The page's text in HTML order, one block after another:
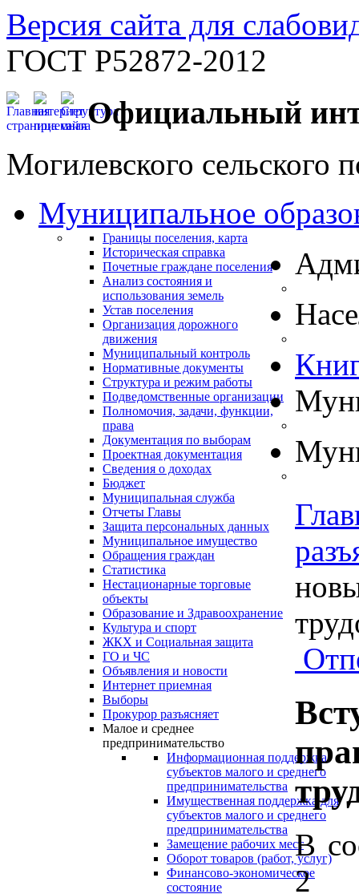
Версия сайта для
ГОСТ Р52872-2012
Официальный
Могилевского сельского
Муниципальное
Границы поселения, карта
Историческая справка
Почетные граждане поселения
Анализ состояния и
использования земель
Устав поселения
Организация дорожного
движения
Муниципальный контроль
Нормативные документы
Структура и режим работы
Подведомственные организации
Полномочия, задачи, функции,
права
Документация по выборам
Проектная документация
Сведения о доходах
Бюджет
Муниципальная служба
Отчеты Главы
Защита персональных данных
Муниципальное имущество
Обращения граждан
Статистика
Нестационарные торговые
объекты
Образование и Здравоохранение
Культура и спорт
ЖКХ и Социальная защита
ГО и ЧС
Объявления и новости
Интернет приемная
Выборы
Прокурор разъясняет
Малое и среднее
предпринимательство
Информационная поддержка
субъектов малого и среднего
предпринимательства
Имущественная поддержка для
субъектов малого и среднего
предпринимательства
Замещение рабочих мест
Оборот товаров (работ, услуг)
Финансово-экономическое
состояние
В
2